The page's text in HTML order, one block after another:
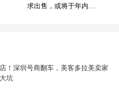
求出售，或将于年内关
！深圳号商翻车，美客多拉美卖家
坑